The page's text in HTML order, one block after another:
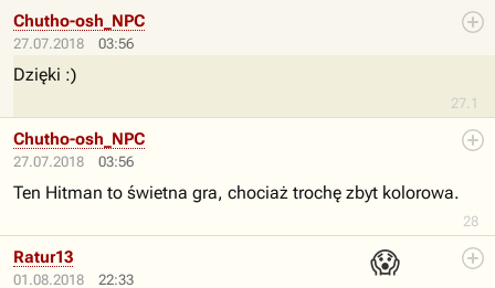
27.07.2018 03:56
27.1
Chutho-osh_NPC
Dzięki :)
27.07.2018 03:56
28
Chutho-osh_NPC
Ten Hitman to świetna gra, chociaż trochę zbyt kolorowa.
01.08.2018 22:33
😱
Ratur13